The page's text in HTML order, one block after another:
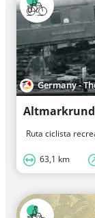
Germany -
Ruta ciclista
63,1 km